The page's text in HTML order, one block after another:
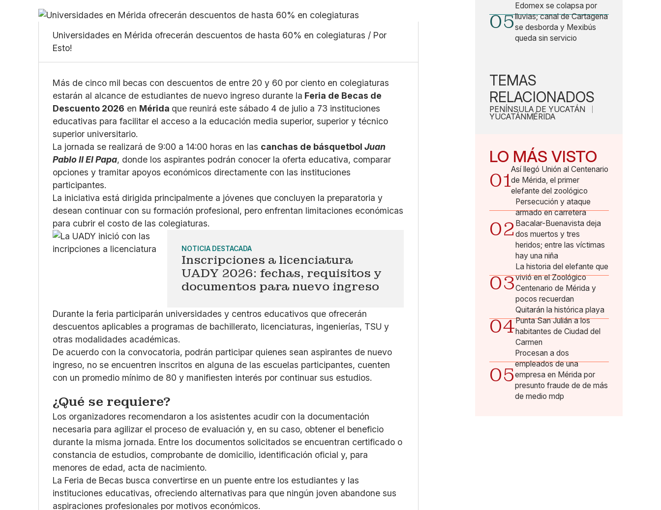
Linkedin
X
Copiar enlace
Pequeño
Grande
Universidades en Mérida ofrecerán descuentos de hasta 60% en colegiaturas / Por
Esto!
Más de cinco mil becas con descuentos de entre 20 y 60 por ciento en colegiaturas
estarán al alcance de estudiantes de nuevo ingreso durante la Feria de Becas de
Descuento 2026 en Mérida que reunirá este sábado 4 de julio a 73 instituciones
educativas para facilitar el acceso a la educación media superior, superior y técnico
superior universitario.
La jornada se realizará de 9:00 a 14:00 horas en las canchas de básquetbolJuan
Pablo II El Papa, donde los aspirantes podrán conocer la oferta educativa, comparar
opciones y tramitar apoyos económicos directamente con las instituciones
participantes.
La iniciativa está dirigida principalmente a jóvenes que concluyen la preparatoria y
desean continuar con su formación profesional, pero enfrentan limitaciones económicas
para cubrir el costo de las colegiaturas.
NOTICIA DESTACADA
Inscripciones a licenciatura
UADY 2026: fechas, requisitos y
documentos para nuevo ingreso
Durante la feria participarán universidades y centros educativos que ofrecerán
descuentos aplicables a programas de bachillerato, licenciaturas, ingenierías, TSU y
otras modalidades académicas.
De acuerdo con la convocatoria, podrán participar quienes sean aspirantes de nuevo
ingreso, no se encuentren inscritos en alguna de las escuelas participantes, cuenten
con un promedio mínimo de 80 y manifiesten interés por continuar sus estudios.
¿Qué se requiere?
Los organizadores recomendaron a los asistentes acudir con la documentación
necesaria para agilizar el proceso de evaluación y, en su caso, obtener el beneficio
durante la misma jornada. Entre los documentos solicitados se encuentran certificado o
constancia de estudios, comprobante de domicilio, identificación oficial y, para
menores de edad, acta de nacimiento.
La Feria de Becas busca convertirse en un puente entre los estudiantes y las
instituciones educativas, ofreciendo alternativas para que ningún joven abandone sus
aspiraciones profesionales por motivos económicos.
05
Edomex se colapsa por
lluvias; canal de Cartagena
se desborda y Mexibús
queda sin servicio
TEMAS
RELACIONADOS
PENÍNSULA DE YUCATÁN
YUCATÁNMÉRIDA
LO MÁS VISTO
01Así llegó Unión al Centenario
de Mérida, el primer
elefante del zoológico
02
Persecución y ataque
armado en carretera
Bacalar-Buenavista deja
dos muertos y tres
heridos; entre las víctimas
hay una niña
03
La historia del elefante que
vivió en el Zoológico
Centenario de Mérida y
pocos recuerdan
04
Quitarán la histórica playa
Punta San Julián a los
habitantes de Ciudad del
Carmen
05
Procesan a dos
empleados de una
empresa en Mérida por
presunto fraude de de más
de medio mdp